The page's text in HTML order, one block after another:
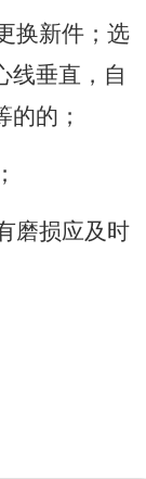
换新件；选
线垂直，自
的；
磨损应及时